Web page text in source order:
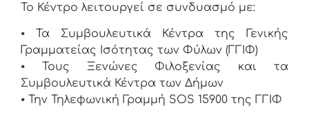
Το Κέντρο λειτουργεί σε συνδυασμό με:
⦁ Τα Συμβουλευτικά Κέντρα της Γενικής
Γραμματείας Ισότητας των Φύλων (ΓΓΙΦ)
⦁ Τους Ξενώνες Φιλοξενίας και τα
Συμβουλευτικά Κέντρα των Δήμων
⦁ Την Τηλεφωνική Γραμμή SOS 15900 της ΓΓΙΦ